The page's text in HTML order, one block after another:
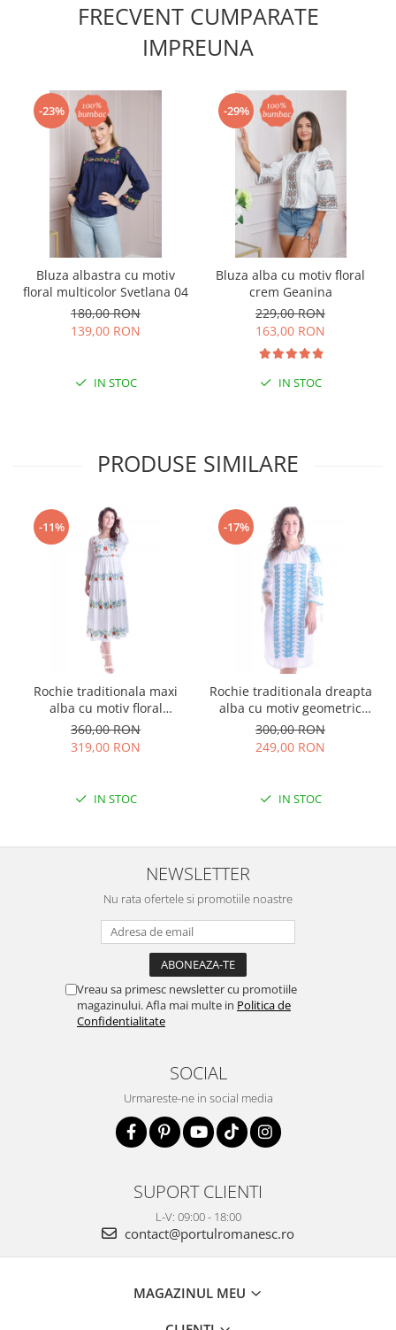
FRECVENT CUMPARATE
IMPREUNA
-23%
Bluza albastra cu motiv
floral multicolor Svetlana 04
180,00 RON
139,00 RON
IN STOC
-29%
Bluza alba cu motiv floral
crem Geanina
229,00 RON
163,00 RON
IN STOC
PRODUSE SIMILARE
-11%
Rochie traditionala maxi
alba cu motiv floral
multicolor Sanziana
360,00 RON
319,00 RON
IN STOC
-17%
Rochie traditionala dreapta
alba cu motiv geometric
albastru Tania
300,00 RON
249,00 RON
IN STOC
NEWSLETTER
Nu rata ofertele si promotiile noastre
Vreau sa primesc newsletter cu promotiile
magazinului. Afla mai multe in Politica de
Confidentialitate
SOCIAL
Urmareste-ne in social media
SUPORT CLIENTI
L-V: 09:00 - 18:00
contact@portulromanesc.ro
MAGAZINUL MEU